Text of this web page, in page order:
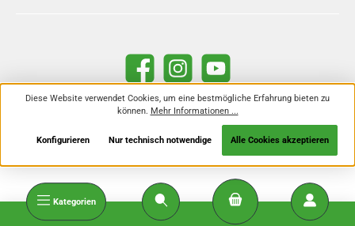
Kategorien
Facebook Instagram YouTube
Alle Preise inkl. gesetzl. Mehrwertsteuer zzgl.Versandkosten
Nachnahmegebühren, wenn nicht anders angegeben.
Diese Website verwendet Cookies, um eine bestmögliche Erfahrung bieten zu
können. Mehr Informationen ...
Nur technisch notwendige
Konfigurieren Alle Cookies akzeptieren